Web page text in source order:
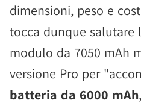
dimensioni, peso e
tocca dunque salutare
modulo da 7050 mAh
versione Pro per
batteria da 6000 mAh